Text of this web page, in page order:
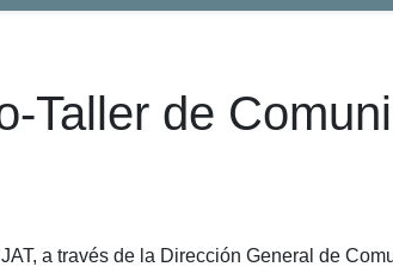
Taller de
a través de la Dirección General de